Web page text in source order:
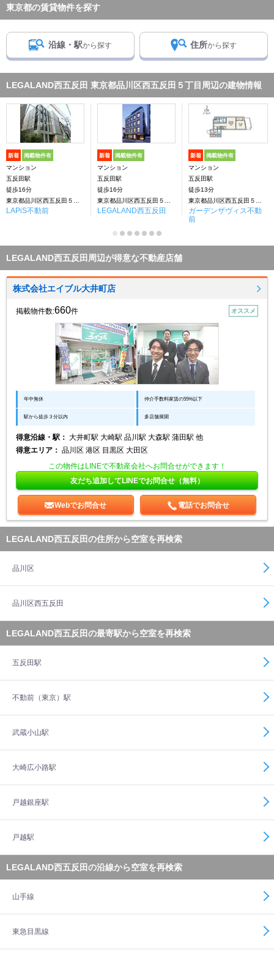
東京都の賃貸物件を探す
沿線・駅から探す 住所から探す
LEGALAND西五反田 東京都品川区西五反田５丁目周辺の建物情報
新着 掲載物件有
マンション
五反田駅
徒歩16分
LAPiS不動前
新着 掲載物件有
マンション
五反田駅
徒歩16分
LEGALAND西五反田
新着 掲載物件有
マンション
五反田駅
徒歩13分
ガーデンザヴィス不動
前
LEGALAND西五反田周辺が得意な不動産店舗
株式会社エイブル大井町店
掲載物件数:660件 オススメ
年中無休 仲介手数料家賃の55%以下
駅から徒歩３分以内 多店舗展開
得意沿線・駅： 大井町駅 大崎駅 品川駅 大森駅 蒲田駅 他
得意エリア： 品川区 港区 目黒区 大田区
この物件はLINEで不動産会社へお問合せができます！
友だち追加してLINEでお問合せ（無料）
Webでお問合せ 電話でお問合せ
LEGALAND西五反田の住所から空室を再検索
品川区
品川区西五反田
LEGALAND西五反田の最寄駅から空室を再検索
五反田駅
不動前（東京）駅
武蔵小山駅
大崎広小路駅
戸越銀座駅
戸越駅
LEGALAND西五反田の沿線から空室を再検索
山手線
東急目黒線